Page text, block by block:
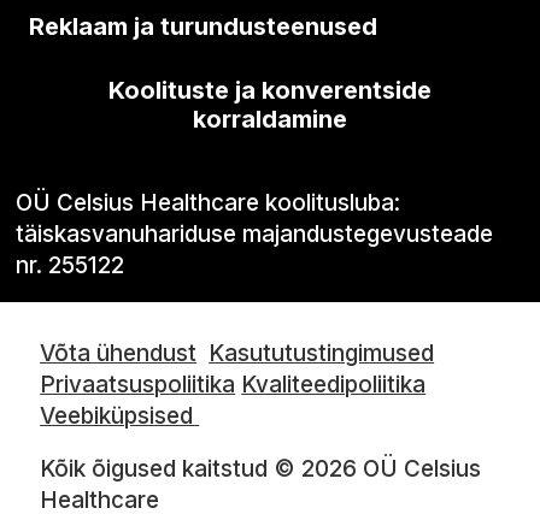
Reklaam ja turundusteenused
Koolituste ja konverentside
korraldamine
OÜ Celsius Healthcare koolitusluba:
täiskasvanuhariduse majandustegevusteade
nr. 255122
Võta ühendust Kasututustingimused
Privaatsuspoliitika Kvaliteedipoliitika
Veebiküpsised
Kõik õigused kaitstud © 2026 OÜ Celsius
Healthcare